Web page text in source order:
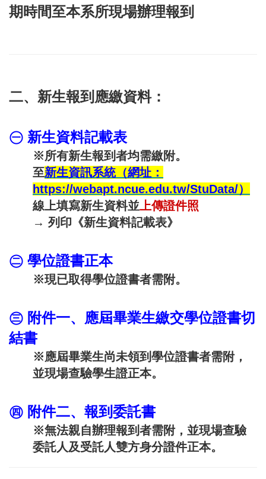
期時間至本系所現場辦理報到
二、新生報到應繳資料：
㊀ 新生資料記載表
※所有新生報到者均需繳附。
至新生資訊系統 （網址：
https://webapt.ncue.edu.tw/StuData/）
線上填寫新生資料並上傳證件照
→ 列印《新生資料記載表》
㊁ 學位證書正本
※現已取得學位證書者需附。
㊂ 附件一、應屆畢業生繳交學位證書切
結書
※應屆畢業生尚未領到學位證書者需附，
並現場查驗學生證正本。
㊃ 附件二、報到委託書
※無法親自辦理報到者需附，並現場查驗
委託人及受託人雙方身分證件正本。